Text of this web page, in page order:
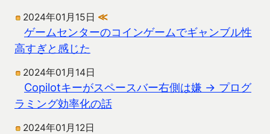
2024年01月15日 ≪
ゲームセンターのコインゲームでギャンブル性
高すぎと感じた
2024年01月14日
Copilotキーがスペースバー右側は嫌 → プログ
ラミング効率化の話
2024年01月12日